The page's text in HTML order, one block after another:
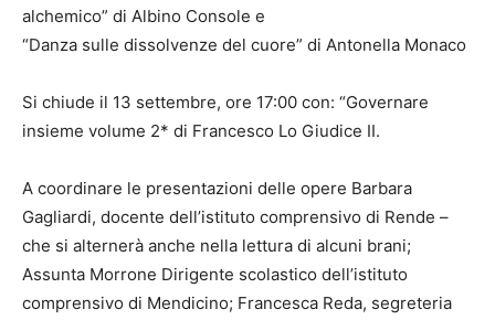
alchemico” di Albino Console e
“Danza sulle dissolvenze del cuore” di Antonella Monaco
Si chiude il 13 settembre, ore 17:00 con: “Governare
insieme volume 2* di Francesco Lo Giudice II.
A coordinare le presentazioni delle opere Barbara
Gagliardi, docente dell’istituto comprensivo di Rende –
che si alternerà anche nella lettura di alcuni brani;
Assunta Morrone Dirigente scolastico dell’istituto
comprensivo di Mendicino; Francesca Reda, segreteria